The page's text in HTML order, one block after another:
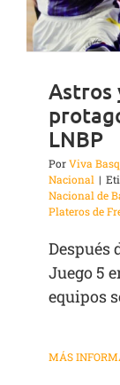
Astros
LNBP
PorViva
Nacional |
Nacional de
Plateros de
Después
Juego 5
equipos
MÁS